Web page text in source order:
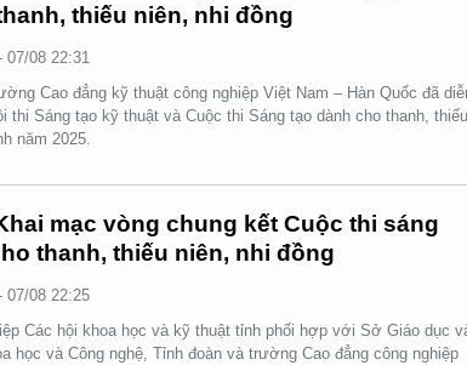
thiếu niên, nhi đồng
07/08 22:31
Cao đẳng kỹ thuật công nghiệp Việt Nam – Hàn Quốc đã
thi Sáng tạo kỹ thuật và Cuộc thi Sáng tạo dành cho thanh,
năm 2025.
mạc vòng chung kết Cuộc thi sáng
thanh, thiếu niên, nhi đồng
07/08 22:25
Các hội khoa học và kỹ thuật tỉnh phối hợp với Sở Giáo dục
học và Công nghệ, Tỉnh đoàn và trường Cao đẳng công nghiệp